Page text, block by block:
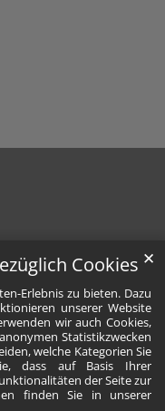
Cookies
Erlebnis zu bieten. Dazu
unserer Website
wir auch Cookies,
Statistikzwecken
welche Kategorien Sie
dass auf Basis Ihrer
der Seite zur
finden Sie in unserer
✕